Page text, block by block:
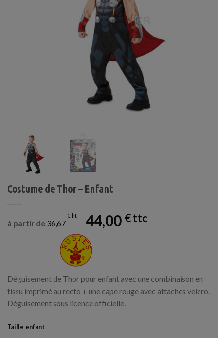
Costume de Thor – Enfant
à partir de 36,67
€ 44,00 €
Déguisement de Thor pour enfant avec une combinaison en
tissu imprimé au recto + une cape rouge avec attaches velcro.
Déguisement sous licence officielle.
Taille enfant